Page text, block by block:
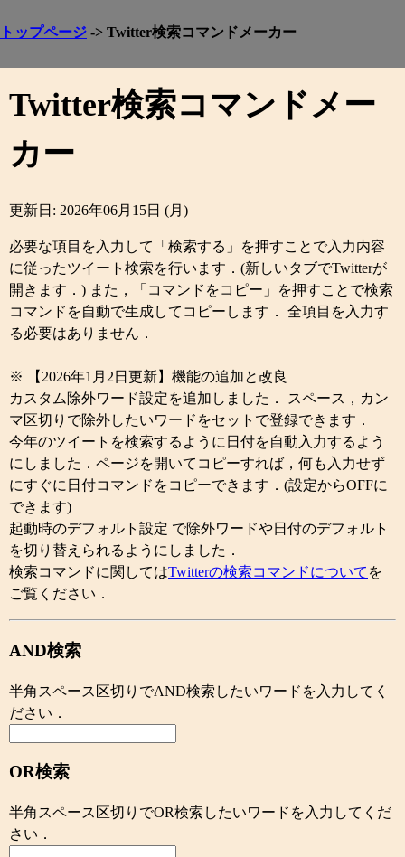
トップページ -> Twitter検索コマンドメーカー
Twitter検索コマンドメー
カー
更新日: 2026年06月15日 (月)
必要な項目を入力して「検索する」を押すことで入力内容
に従ったツイート検索を行います．(新しいタブでTwitterが
開きます．) また，「コマンドをコピー」を押すことで検索
コマンドを自動で生成してコピーします． 全項目を入力す
る必要はありません．
※ 【2026年1月2日更新】機能の追加と改良
カスタム除外ワード設定を追加しました． スペース，カン
マ区切りで除外したいワードをセットで登録できます．
今年のツイートを検索するように日付を自動入力するよう
にしました．ページを開いてコピーすれば，何も入力せず
にすぐに日付コマンドをコピーできます．(設定からOFFに
できます)
起動時のデフォルト設定 で除外ワードや日付のデフォルト
を切り替えられるようにしました．
検索コマンドに関してはTwitterの検索コマンドについて を
ご覧ください．
AND検索
半角スペース区切りでAND検索したいワードを入力してく
ださい．
OR検索
半角スペース区切りでOR検索したいワードを入力してくだ
さい．